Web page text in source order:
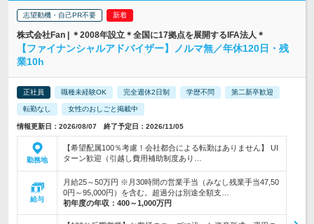
志望動機・自己PR不要
株式会社Fan | ＊2008年設立＊全国に17拠点を展開するIFA法人＊
【ファイナンシャルアドバイザー】ノルマ無／年休120日・残
業10h
正社員 職種未経験OK 完全週休2日制 学歴不問 第二新卒歓迎
転勤なし 女性のおしごと掲載中
情報更新日：2026/08/07 終了予定日：2026/11/05
勤務地
【希望配属100％考慮！会社都合による転勤はありません】 UI
ターン歓迎（引越し費用補助制度あり…
給与
月給25～50万円 ※月30時間の営業手当（みなし残業手当47,50
0円～95,000円）を含む。超過分は別途全額支…
初年度の年収： 400～1,000万円